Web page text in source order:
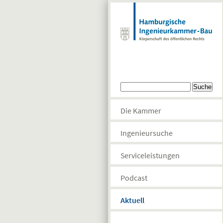
Suchformular
Die Kammer
Ingenieursuche
Serviceleistungen
Podcast
Aktuell